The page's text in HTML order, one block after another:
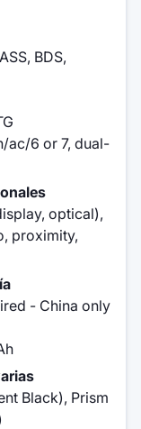
BDS,
ac/6 or 7, dual-
optical),
proximity,
- China only
Black), Prism